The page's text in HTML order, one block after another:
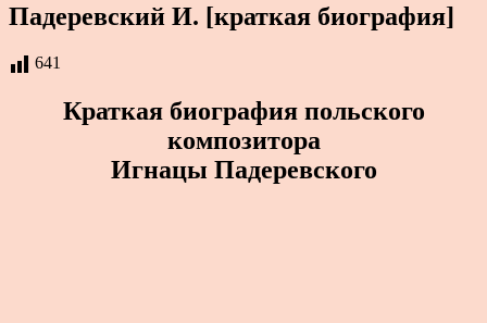
Падеревский И. [краткая биография]
641
Краткая биография польского
композитора
Игнацы Падеревского